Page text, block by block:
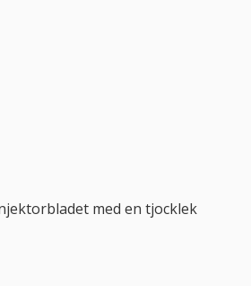
med en tjocklek